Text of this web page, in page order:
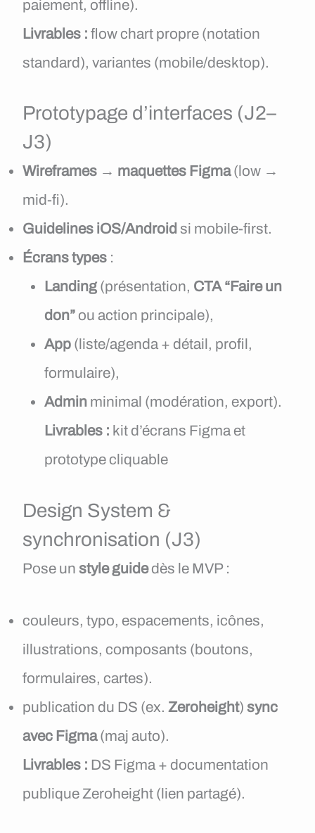
paiement, offline).
Livrables : flow chart propre (notation
standard), variantes (mobile/desktop).
Prototypage d’interfaces (J2–
J3)
Wireframes → maquettes Figma(low →
mid-fi).
Guidelines iOS/Android si mobile-first.
Écrans types :
Landing (présentation, CTA “Faire un
don” ou action principale),
App (liste/agenda + détail, profil,
formulaire),
Admin minimal (modération, export).
Livrables : kit d’écrans Figma et
prototype cliquable
Design System &
synchronisation (J3)
Pose un style guidedès le MVP :
couleurs, typo, espacements, icônes,
illustrations, composants (boutons,
formulaires, cartes).
publication du DS (ex. Zeroheight) sync
avec Figma(maj auto).
Livrables : DS Figma + documentation
publique Zeroheight (lien partagé).